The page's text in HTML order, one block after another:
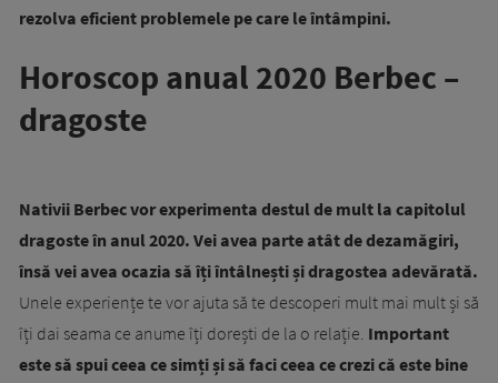
rezolva eficient problemele pe care le întâmpini.
Horoscop anual 2020 Berbec –
dragoste
Nativii Berbec vor experimenta destul de mult la capitolul
dragoste în anul 2020. Vei avea parte atât de dezamăgiri,
însă vei avea ocazia să îți întâlnești și dragostea adevărată.
Unele experiențe te vor ajuta să te descoperi mult mai mult și să
îți dai seama ce anume îți dorești de la o relație. Important
este să spui ceea ce simți și să faci ceea ce crezi că este bine